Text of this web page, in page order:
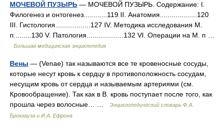
МОЧЕВОЙ ПУЗЫРЬ — МОЧЕВОЙ ПУЗЫРЬ. Содержание: I.
Филогенез и онтогенез............119 II. Анатомия...................120
III. Гистология..................127 IV. Методика исследования М.
п.........130 V. Патология...................132 VІ. Операции на М. п …
Большая медицинская энциклопедия
Вены — (Venae) так называются все те кровеносные сосуды,
которые несут кровь к сердцу в противоположность сосудам,
несущим кровь от сердца и называемым артериями (см.
Кровообращение). Так как в В. кровь поступает после того, как
прошла через волосные… …
Энциклопедический словарь Ф.А.
Брокгауза и И.А. Ефрона